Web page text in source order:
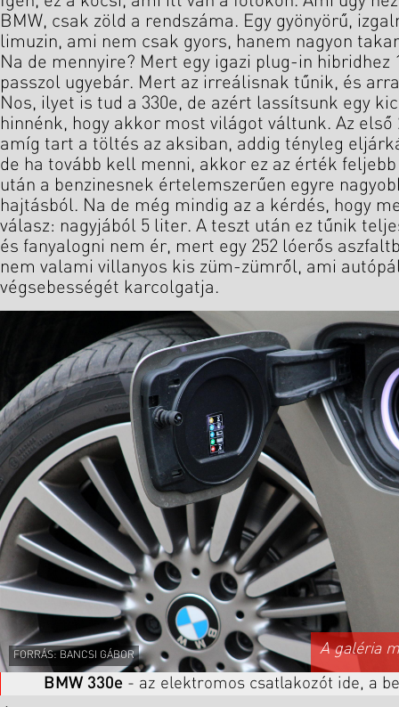
BMW, csak zöld a rendszáma. Egy gyönyörű,
limuzin, ami nem csak gyors, hanem nagyon
Na de mennyire? Mert egy igazi plug-in hibridhez
passzol ugyebár. Mert az irreálisnak tűnik, és
Nos, ilyet is tud a 330e, de azért lassítsunk egy
hinnénk, hogy akkor most világot váltunk. Az
amíg tart a töltés az aksiban, addig tényleg
de ha tovább kell menni, akkor ez az érték
után a benzinesnek értelemszerűen egyre
hajtásból. Na de még mindig az a kérdés, hogy
válasz: nagyjából 5 liter. A teszt után ez tűnik
és fanyalogni nem ér, mert egy 252 lóerős
nem valami villanyos kis züm-zümről, ami
végsebességét karcolgatja.
FORRÁS: BANCSI GÁBOR A galéria
BMW 330e- az elektromos csatlakozót ide, a